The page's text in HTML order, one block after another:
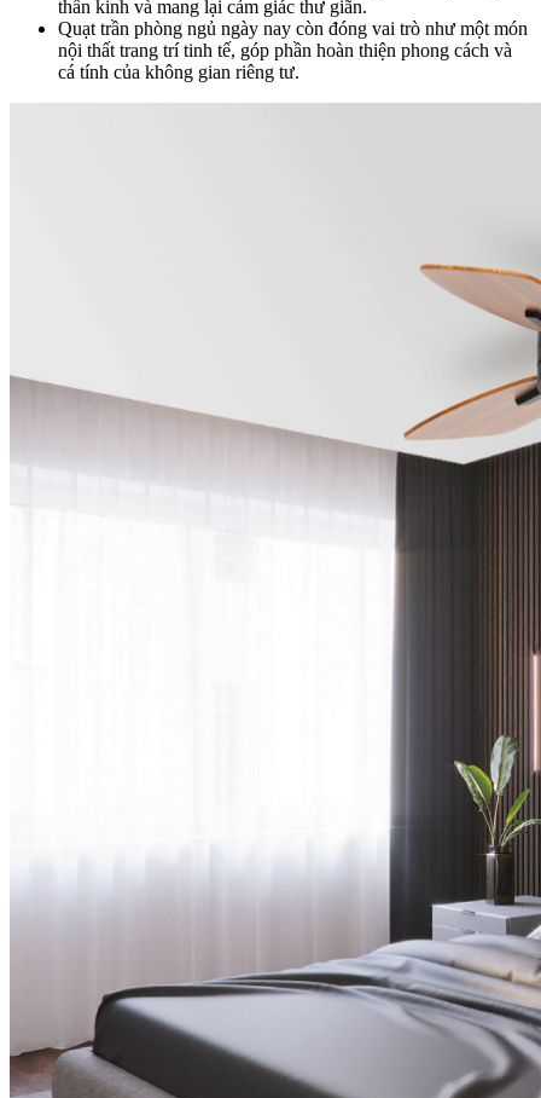
thần kinh và mang lại cảm giác thư giãn.
Quạt trần phòng ngủ ngày nay còn đóng vai trò như một món
nội thất trang trí tinh tế, góp phần hoàn thiện phong cách và
cá tính của không gian riêng tư.